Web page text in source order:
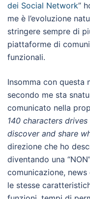
dei Social Network”
me è l’evoluzione
stringere sempre di
piattaforme di
funzionali.
Insomma con questa
secondo me sta
comunicato nella
140 characters
discover and share
direzione che ho
diventando una
comunicazione,
le stesse